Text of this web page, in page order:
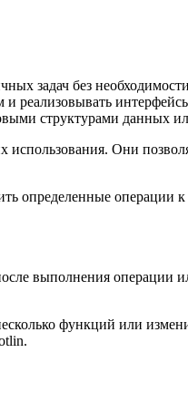
задач без
реализовывать
структурами данных
использования. Они
определенные операции
выполнения операции
функций или